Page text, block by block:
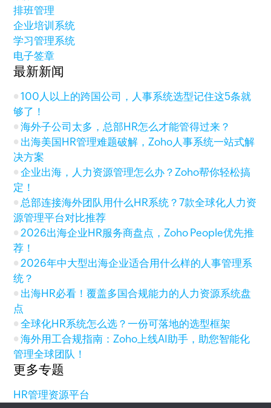
排班管理
企业培训系统
学习管理系统
电子签章
最新新闻
100人以上的跨国公司，人事系统选型记住这5条就
够了！
海外子公司太多，总部HR怎么才能管得过来？
出海美国HR管理难题破解，Zoho人事系统一站式解
决方案
企业出海，人力资源管理怎么办？Zoho帮你轻松搞
定！
总部连接海外团队用什么HR系统？7款全球化人力资
源管理平台对比推荐
2026出海企业HR服务商盘点，Zoho People优先推
荐！
2026年中大型出海企业适合用什么样的人事管理系
统？
出海HR必看！覆盖多国合规能力的人力资源系统盘
点
全球化HR系统怎么选？一份可落地的选型框架
海外用工合规指南：Zoho上线AI助手，助您智能化
管理全球团队！
更多专题
HR管理资源平台